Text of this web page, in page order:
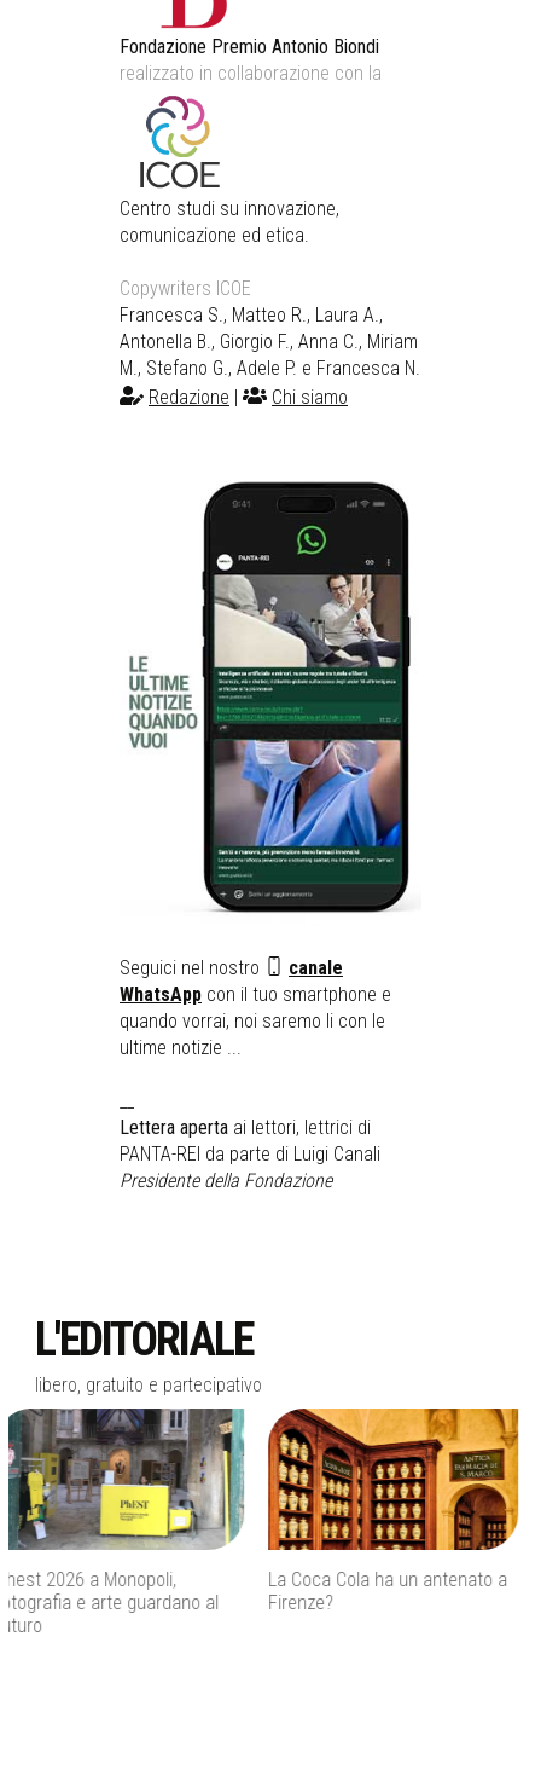
Fondazione Premio Antonio Biondi
realizzato in collaborazione con la
Centro studi su innovazione,
comunicazione ed etica.
Copywriters ICOE
Francesca S., Matteo R., Laura A.,
Antonella B., Giorgio F., Anna C., Miriam
M., Stefano G., Adele P. e Francesca N.
Redazione
Chi siamo
Seguici nel nostro
canale
WhatsApp con il tuo smartphone e
quando vorrai, noi saremo li con le
ultime notizie ...
Lettera aperta ai lettori, lettrici di
PANTA-REI da parte di Luigi Canali
Presidente della Fondazione
L'EDITORIALE
libero, gratuito e partecipativo
La Coca Cola ha un antenato a
Firenze?
Agenti IA e sicurezza, quando
l’autonomia diventa un rischio